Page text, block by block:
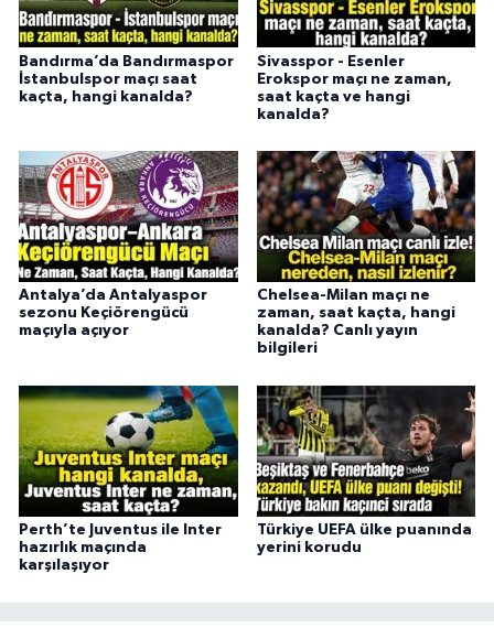
Bandırma’da Bandırmaspor
İstanbulspor maçı saat
kaçta, hangi kanalda?
Sivasspor - Esenler
Erokspor maçı ne zaman,
saat kaçta ve hangi
kanalda?
Antalya’da Antalyaspor
sezonu Keçiörengücü
maçıyla açıyor
Chelsea-Milan maçı ne
zaman, saat kaçta, hangi
kanalda? Canlı yayın
bilgileri
Perth’te Juventus ile Inter
hazırlık maçında
karşılaşıyor
Türkiye UEFA ülke puanında
yerini korudu